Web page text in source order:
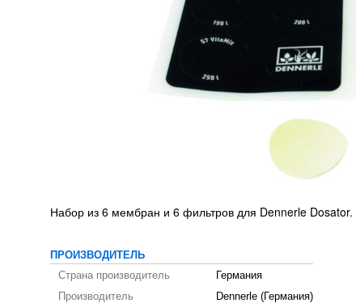
Набор из 6 мембран и 6 фильтров для Dennerle Dosator.
ПРОИЗВОДИТЕЛЬ
Страна производитель
Германия
Производитель
Dennerle (Германия)